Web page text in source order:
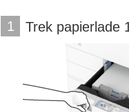
1 Trek papierlade